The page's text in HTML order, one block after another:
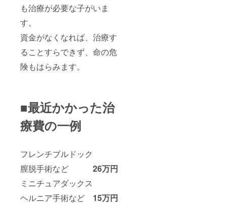
も治療が必要な子がいま
す。
資金がなくなれば、治療す
ることすらできず、命の危
険もはらみます。
■最近かかった治
療費の一例
フレンチブルドック
膣脱手術など 26万円
ミニチュアダックス
ヘルニア手術など 15万円